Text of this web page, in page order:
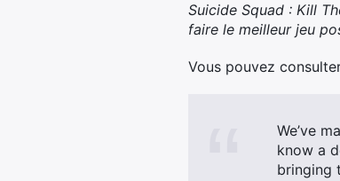
Suicide Squad : Kill
faire le meilleur jeu
Vous pouvez
We’ve
know a
bringing